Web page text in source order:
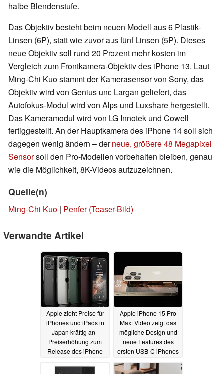
halbe Blendenstufe.
Das Objektiv besteht beim neuen Modell aus 6 Plastik-
Linsen (6P), statt wie zuvor aus fünf Linsen (5P). Dieses
neue Objektiv soll rund 20 Prozent mehr kosten im
Vergleich zum Frontkamera-Objektiv des iPhone 13. Laut
Ming-Chi Kuo stammt der Kamerasensor von Sony, das
Objektiv wird von Genius und Largan geliefert, das
Autofokus-Modul wird von Alps und Luxshare hergestellt.
Das Kameramodul wird von LG Innotek und Cowell
fertiggestellt. An der Hauptkamera des iPhone 14 soll sich
dagegen wenig ändern – derneue, größere 48 Megapixel
Sensorsoll den Pro-Modellen vorbehalten bleiben, genau
wie die Möglichkeit, 8K-Videos aufzuzeichnen.
Quelle(n)
Ming-Chi Kuo | Penfer (Teaser-Bild)
Verwandte Artikel
Apple zieht Preise für
iPhones und iPads in
Japan kräftig an -
Preiserhöhung zum
Release des iPhone
Deutschland?
Apple iPhone 15 Pro
Max: Video zeigt das
mögliche Design und
neue Features des
ersten USB-C iPhones
19.06.2022